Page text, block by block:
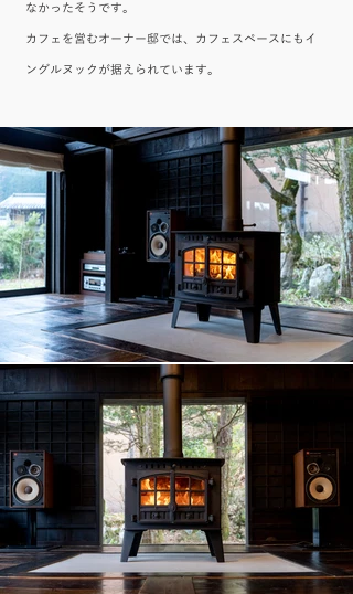
なかったそうです。
カフェを営むオーナー邸では、カフェスペースにもイ
ングルヌックが据えられています。